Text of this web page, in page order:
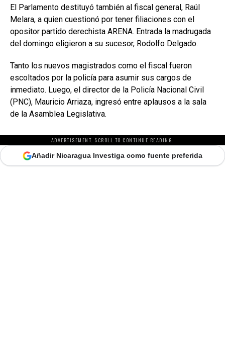
El Parlamento destituyó también al fiscal general, Raúl
Melara, a quien cuestionó por tener filiaciones con el
opositor partido derechista ARENA. Entrada la madrugada
del domingo eligieron a su sucesor, Rodolfo Delgado.
Tanto los nuevos magistrados como el fiscal fueron
escoltados por la policía para asumir sus cargos de
inmediato. Luego, el director de la Policía Nacional Civil
(PNC), Mauricio Arriaza, ingresó entre aplausos a la sala
de la Asamblea Legislativa.
ADVERTISEMENT. SCROLL TO CONTINUE READING.
Añadir Nicaragua Investiga como fuente preferida